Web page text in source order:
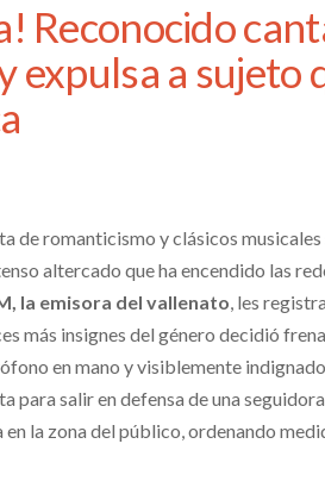
Reconocido
expulsa a sujeto
de romanticismo y clásicos musicales
altercado que ha encendido las
la emisora del vallenato, les
más insignes del género decidió
en mano y visiblemente
para salir en defensa de una
la zona del público, ordenando